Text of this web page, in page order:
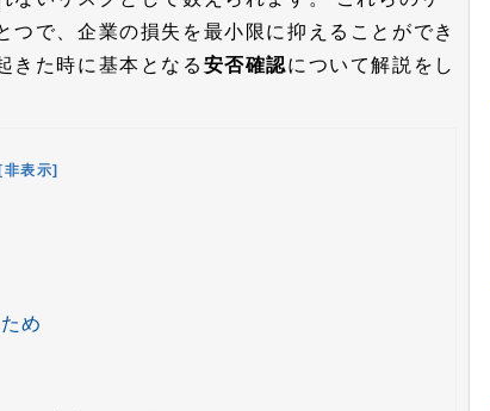
で、企業の損失を最小限に抑えることができ
きた時に基本となる 安否確認について解説をし
[非表示]
め